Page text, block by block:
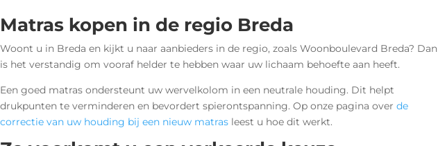
Matras kopen in de regio Breda
Woont u in Breda en kijkt u naar aanbieders in de regio, zoals Woonboulevard Breda? Dan
is het verstandig om vooraf helder te hebben waar uw lichaam behoefte aan heeft.
Een goed matras ondersteunt uw wervelkolom in een neutrale houding. Dit helpt
drukpunten te verminderen en bevordert spierontspanning. Op onze pagina over de
correctie van uw houding bij een nieuw matras leest u hoe dit werkt.